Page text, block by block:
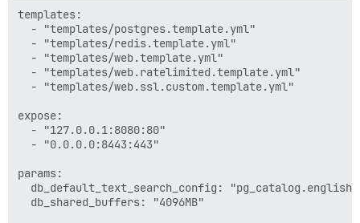
templates:
  - "templates/postgres.template.yml"
  - "templates/redis.template.yml"
  - "templates/web.template.yml"
  - "templates/web.ratelimited.template.yml"
  - "templates/web.ssl.custom.template.yml"
expose:
  - "127.0.0.1:8080:80"
  - "0.0.0.0:8443:443"
params:
  db_default_text_search_config: "pg_catalog.english"
  db_shared_buffers: "4096MB"